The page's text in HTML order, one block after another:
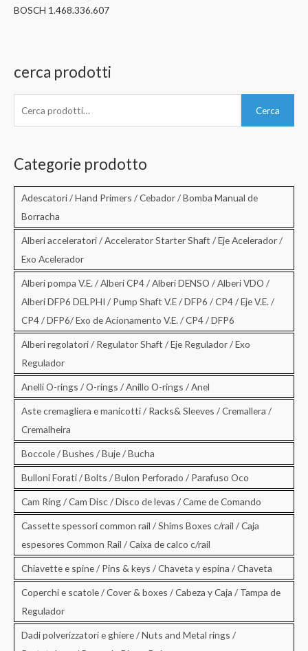
BOSCH 1.468.336.607
cerca prodotti
c
Cerca
Categorie prodotto
Adescatori / Hand Primers / Cebador / Bomba Manual de
Borracha
Alberi acceleratori / Accelerator Starter Shaft / Eje Acelerador /
Exo Acelerador
Alberi pompa V.E. / Alberi CP4 / Alberi DENSO / Alberi VDO /
Alberi DFP6 DELPHI / Pump Shaft V.E / DFP6 / CP4 / Eje V.E. /
CP4 / DFP6/ Exo de Acionamento V.E. / CP4 / DFP6
Alberi regolatori / Regulator Shaft / Eje Regulador / Exo
Regulador
Anelli O-rings / O-rings / Anillo O-rings / Anel
Aste cremagliera e manicotti / Racks& Sleeves / Cremallera /
Cremalheira
Boccole / Bushes / Buje / Bucha
Bulloni Forati / Bolts / Bulon Perforado / Parafuso Oco
Cam Ring / Cam Disc / Disco de levas / Came de Comando
Cassette spessori common rail / Shims Boxes c/rail / Caja
espesores Common Rail / Caixa de calco c/rail
Chiavette e spine / Pins & keys / Chaveta y espina / Chaveta
Coperchi e scatole / Cover & boxes / Cabeza y Caja / Tampa de
Regulador
Dadi polverizzatori e ghiere / Nuts and Metal rings /